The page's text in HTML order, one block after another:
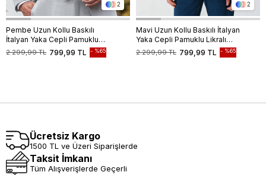
2
Pembe Uzun Kollu Baskılı
İtalyan Yaka Cepli Pamuklu
Likralı Comfort Fit Gömlek
1004240160
799,99 TL
2.299,99 TL %65
2
Mavi Uzun Kollu Baskılı İtalyan
Yaka Cepli Pamuklu Likralı
Comfort Fit Gömlek
1004240160
799,99 TL
2.299,99 TL %65
Ücretsiz Kargo
1500 TL ve Üzeri Siparişlerde
Taksit İmkanı
Tüm Alışverişlerde Geçerli